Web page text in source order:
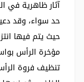
آثار ظاهرية في
حيث يتم فيها
مؤخرة الرأس
تنظيف فروة